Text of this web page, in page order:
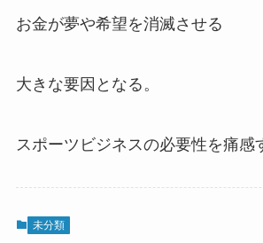
お金が夢や希望を消滅させる
大きな要因となる。
スポーツビジネスの必要性を痛感
未分類